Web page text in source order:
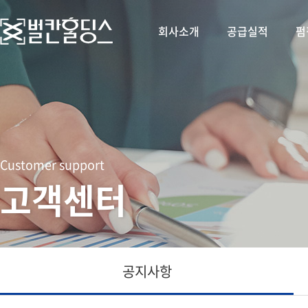
회사소개 공급실적
Customer support
고객센터
공지사항